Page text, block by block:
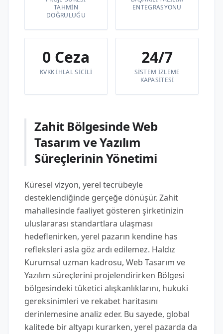
TAHMIN
DOĞRULUĞU
ENTEGRASYONU
0 Ceza
KVKK IHLAL SICILI
24/7
SISTEM IZLEME
KAPASITESI
Zahit Bölgesinde Web
Tasarım ve Yazılım
Süreçlerinin Yönetimi
Küresel vizyon, yerel tecrübeyle
desteklendiğinde gerçeğe dönüşür. Zahit
mahallesinde faaliyet gösteren şirketinizin
uluslararası standartlara ulaşması
hedeflenirken, yerel pazarın kendine has
refleksleri asla göz ardı edilemez. Haldız
Kurumsal uzman kadrosu, Web Tasarım ve
Yazılım süreçlerini projelendirirken Bölgesi
bölgesindeki tüketici alışkanlıklarını, hukuki
gereksinimleri ve rekabet haritasını
derinlemesine analiz eder. Bu sayede, global
kalitede bir altyapı kurarken, yerel pazarda da